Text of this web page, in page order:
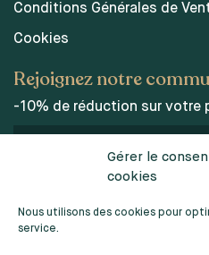
Gérer le
cookies
Nous utilisons des cookies pour
service.
Conditions Générales de
Cookies
Rejoignez notre
-10% de réduction sur votre
personnelles.